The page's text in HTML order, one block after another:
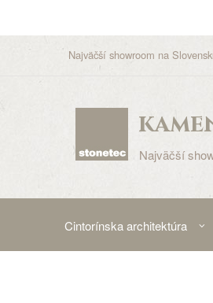
Najväčší showroom na
Najväčší
Cintorínska architektúra